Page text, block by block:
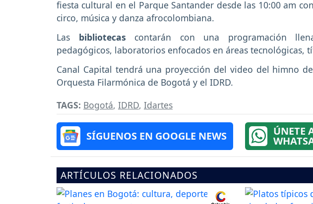
fiesta cultural en el Parque Santander desde las 10:00 am
circo, música y danza afrocolombiana.
Las bibliotecas contarán con una programación
pedagógicos, laboratorios enfocados en áreas tecnológicas,
Canal Capital tendrá una proyección del video del himno
Orquesta Filarmónica de Bogotá y el IDRD.
TAGS: Bogotá, IDRD, Idartes
SÍGUENOS EN GOOGLE NEWS ÚNETE
ARTÍCULOS RELACIONADOS